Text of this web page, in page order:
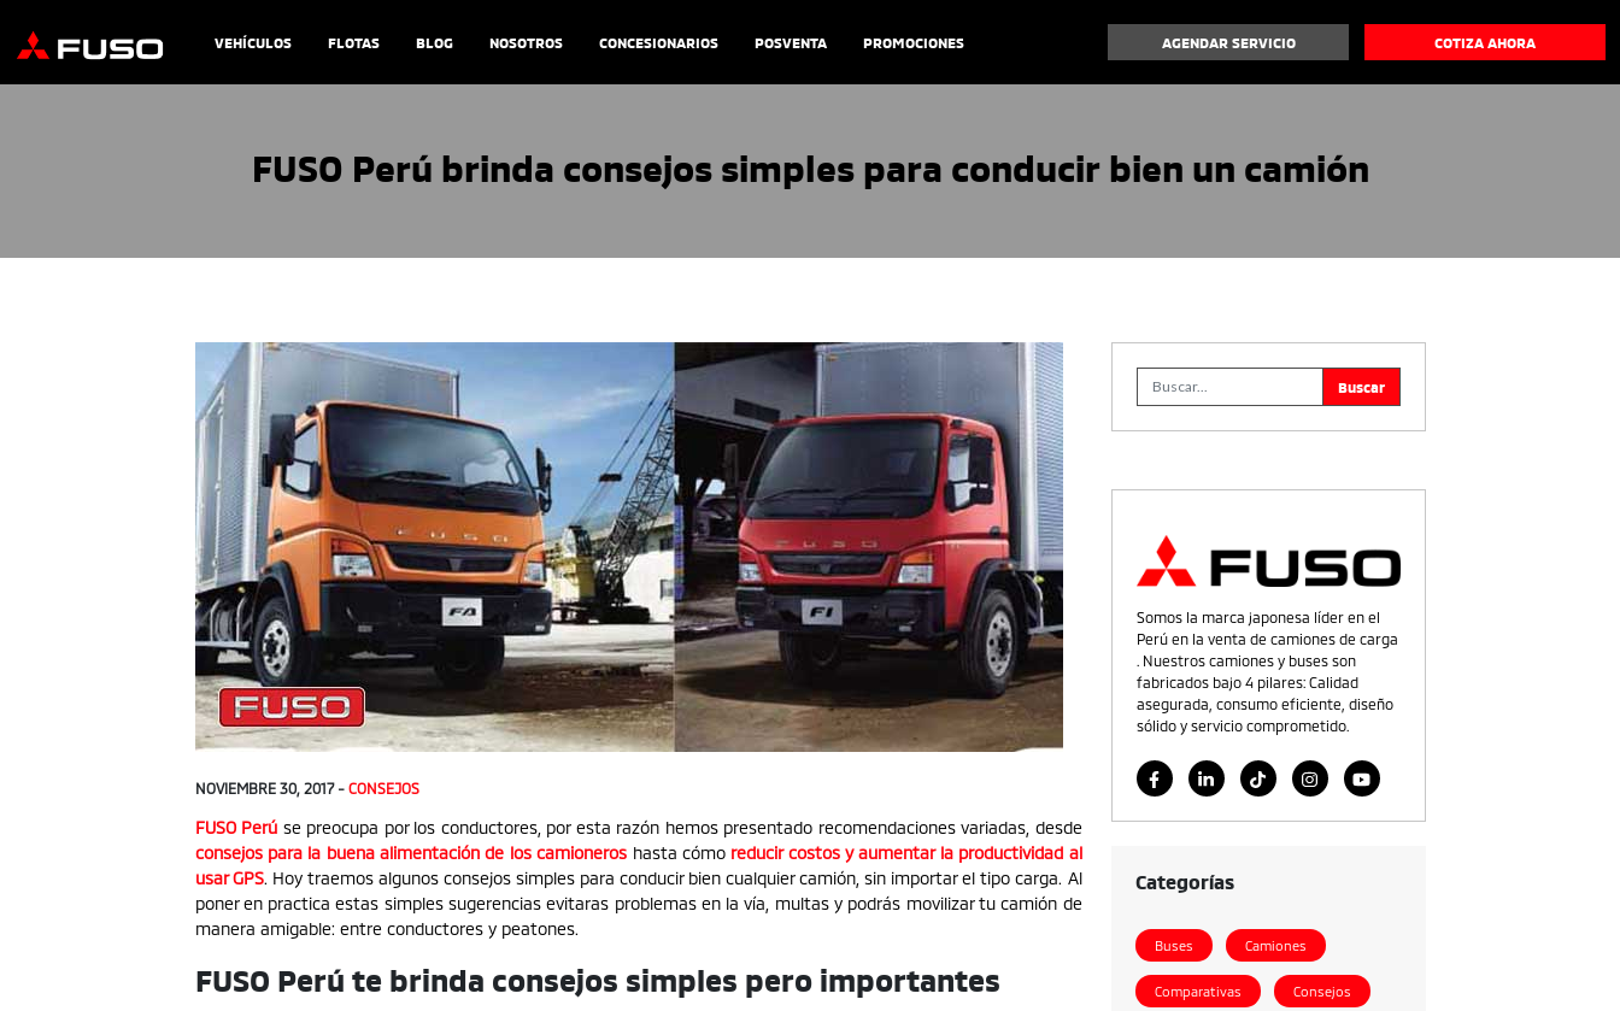
VEHÍCULOS FLOTAS BLOG NOSOTROS CONCESIONARIOS POSVENTA PROMOCIONES AGENDAR SERVICIO COTIZA AHORA
FUSO Perú brinda consejos simples para conducir bien un camión
NOVIEMBRE 30, 2017 - CONSEJOS
FUSO Perú se preocupa por los conductores, por esta razón hemos presentado recomendaciones variadas, desde
consejos para la buena alimentación de los camioneros hasta cómo reducir costos y aumentar la productividad al
usar GPS. Hoy traemos algunos consejos simples para conducir bien cualquier camión, sin importar el tipo carga. Al
poner en practica estas simples sugerencias evitaras problemas en la vía, multas y podrás movilizar tu camión de
manera amigable: entre conductores y peatones.
FUSO Perú te brinda consejos simples pero importantes
Somos la marca japonesa líder en el
Perú en la venta de camiones de carga
. Nuestros camiones y buses son
fabricados bajo 4 pilares: Calidad
asegurada, consumo eficiente, diseño
sólido y servicio comprometido.
Categorías
Buses Camiones
Comparativas Consejos